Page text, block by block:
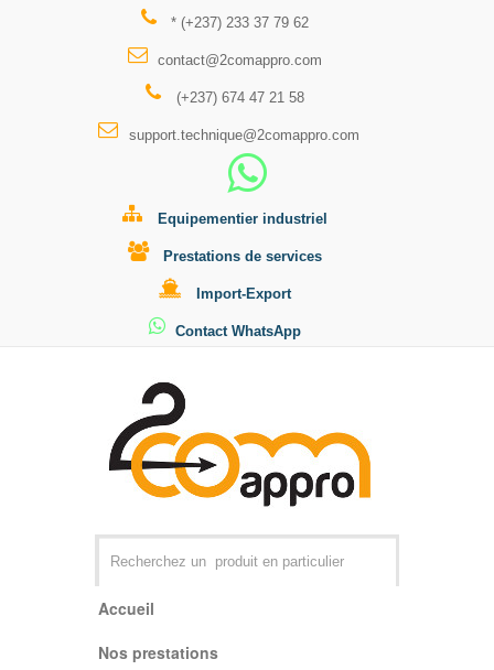
* (+237) 233 37 79 62
contact@2comappro.com
(+237) 674 47 21 58
support.technique@2comappro.com
Equipementier industriel
Prestations de services
Import-Export
Contact WhatsApp
Accueil
Nos prestations